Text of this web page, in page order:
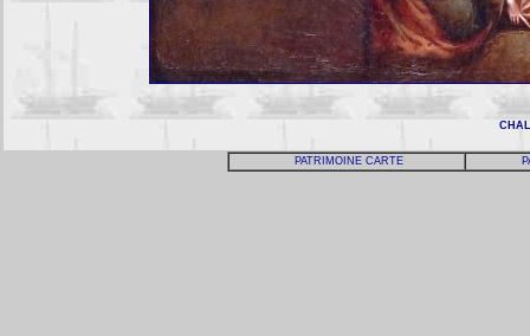
PATRIMOINE CARTE